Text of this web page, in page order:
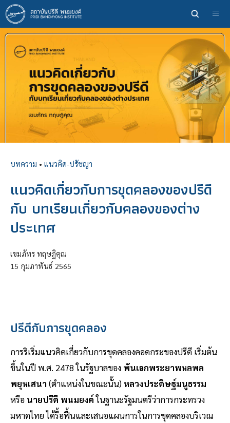
ข้าม
ไป
ยัง
เนื้อหา
บทความ • แนวคิด-ปรัชญา
แนวคิดเกี่ยวกับการขุดคลองของปรีดี
กับ บทเรียนเกี่ยวกับคลองของต่าง
ประเทศ
เขมภัทร ทฤษฎิคุณ
15 กุมภาพันธ์ 2565
ปรีดีกับการขุดคลอง
การริเริ่มแนวคิดเกี่ยวกับการขุดคลองคอดกระของปรีดี เริ่มต้น
ขึ้นในปี พ.ศ. 2478 ในรัฐบาลของ พันเอกพระยาพหลพล
พยุหเสนา (ตำแหน่งในขณะนั้น) หลวงประดิษฐ์มนูธรรม
หรือ นายปรีดี พนมยงค์ในฐานะรัฐมนตรีว่าการกระทรวง
มหาดไทย ได้รื้อฟื้นและเสนอแผนการในการขุดคลองบริเวณ